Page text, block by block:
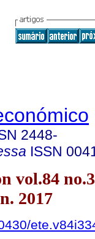
2448-
ISSN
vol.84
2017